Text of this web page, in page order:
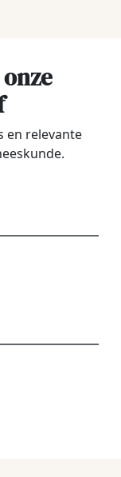
en relevante